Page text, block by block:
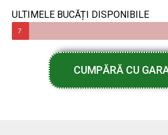
ULTIMELE BUCĂȚI DISPONIBILE
7
CUMPĂRĂ CU